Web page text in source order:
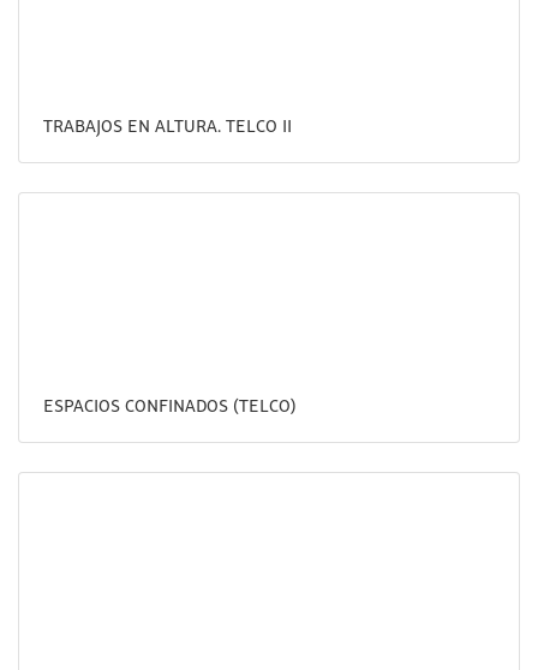
TRABAJOS EN ALTURA. TELCO II
ESPACIOS CONFINADOS (TELCO)